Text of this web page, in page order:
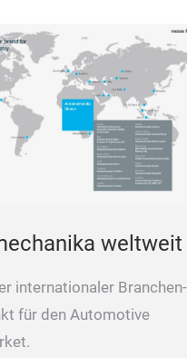
weltweit
internationaler Branchen-
für den Automotive